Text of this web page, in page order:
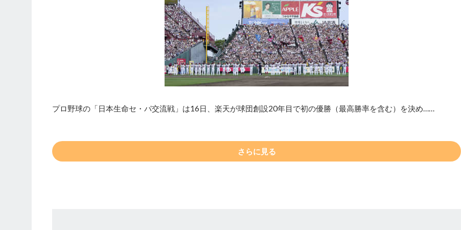
プロ野球の「日本生命セ・パ交流戦」は16日、楽天が球団創設20年目で初の優勝（最高勝率を含む）を決め……
さらに見る